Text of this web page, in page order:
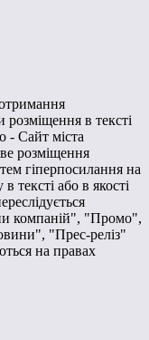
в тексті
- Сайт міста
розміщення
гіперпосилання на
тексті або в якості
компаній", "Промо",
"Прес-реліз"
на правах